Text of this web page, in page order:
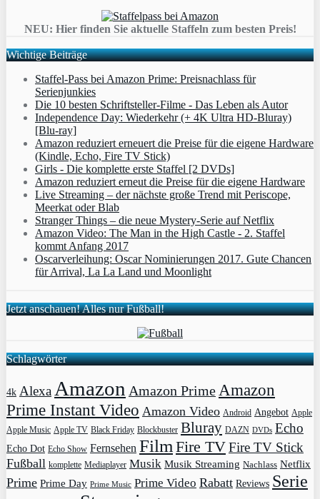
NEU: Hier finden Sie aktuelle Staffeln zum besten Preis!
Wichtige Beiträge
Staffel-Pass bei Amazon Prime: Preisnachlass für
Serienjunkies
Die 10 besten Schriftsteller-Filme - Das Leben als Autor
Independence Day: Wiederkehr (+ 4K Ultra HD-Bluray)
[Blu-ray]
Amazon reduziert erneuert die Preise für die eigene Hardware
(Kindle, Echo, Fire TV Stick)
Girls - Die komplette erste Staffel [2 DVDs]
Amazon reduziert erneut die Preise für die eigene Hardware
Live Streaming – der nächste große Trend mit Periscope,
Meerkat oder Blab
Stranger Things – die neue Mystery-Serie auf Netflix
Amazon Video: The Man in the High Castle - 2. Staffel
kommt Anfang 2017
Oscarverleihung: Oscar Nominierungen 2017. Gute Chancen
für Arrival, La La Land und Moonlight
Jetzt anschauen! Alles nur Fußball!
Schlagwörter
4k AlexaAmazon Amazon PrimeAmazon
Prime Instant Video Amazon Video Android Angebot Apple
Apple Music Apple TV Black Friday Blockbuster Bluray DAZN DVDs Echo
Echo Dot Echo Show Fernsehen FilmFire TVFire TV Stick
Fußball komplette Mediaplayer Musik Musik Streaming Nachlass Netflix
Prime Prime Day Prime Music Prime Video Rabatt Reviews Serie